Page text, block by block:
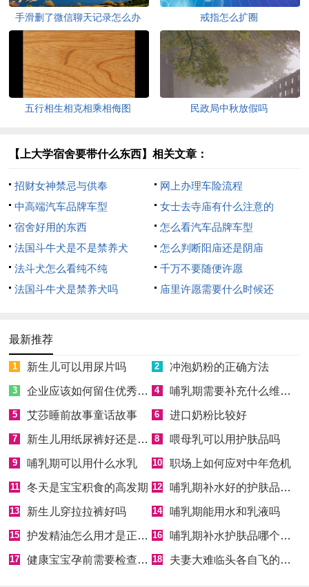
手滑删了微信聊天记录怎么办 戒指怎么扩圈
五行相生相克相乘相侮图 民政局中秋放假吗
【上大学宿舍要带什么东西】相关文章：
招财女神禁忌与供奉
网上办理车险流程
中高端汽车品牌车型
女士去寺庙有什么注意的
宿舍好用的东西
怎么看汽车品牌车型
法国斗牛犬是不是禁养犬
怎么判断阳庙还是阴庙
法斗犬怎么看纯不纯
千万不要随便许愿
法国斗牛犬是禁养犬吗
庙里许愿需要什么时候还
最新推荐
1 新生儿可以用尿片吗 2 冲泡奶粉的正确方法
3 企业应该如何留住优秀员工 4 哺乳期需要补充什么维生素
5 艾莎睡前故事童话故事 6 进口奶粉比较好
7 新生儿用纸尿裤好还是用拉拉裤好 8 喂母乳可以用护肤品吗
9 哺乳期可以用什么水乳 10 职场上如何应对中年危机
11 冬天是宝宝积食的高发期 12 哺乳期补水好的护肤品排行榜
13 新生儿穿拉拉裤好吗 14 哺乳期能用水和乳液吗
15 护发精油怎么用才是正确的 16 哺乳期补水护肤品哪个牌子好
17 健康宝宝孕前需要检查什么 18 夫妻大难临头各自飞的句子